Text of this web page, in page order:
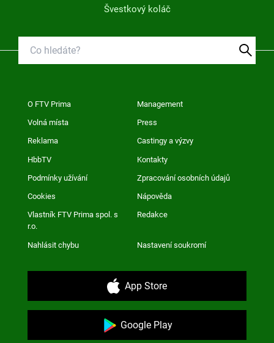
Švestkový koláč
O FTV Prima Management
Volná místa Press
Reklama Castingy a výzvy
HbbTV Kontakty
Podmínky užívání Zpracování osobních údajů
Cookies Nápověda
Vlastník FTV Prima spol. s
r.o.
Redakce
Nahlásit chybu Nastavení soukromí
App Store
Google Play